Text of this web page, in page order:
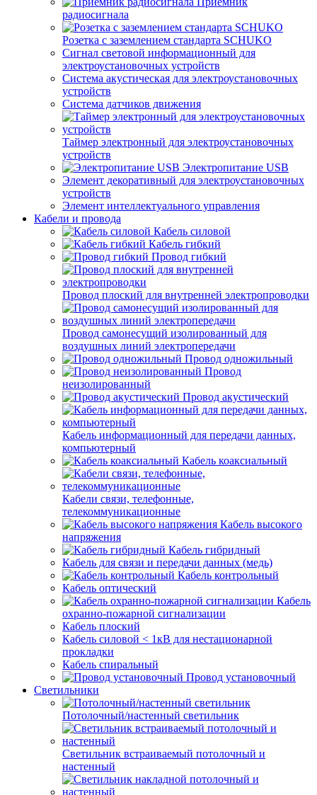
радиосигнала
Розетка с заземлением стандарта SCHUKO
Сигнал световой информационный для
электроустановочных устройств
Система акустическая для электроустановочных
устройств
Система датчиков движения
Таймер электронный для электроустановочных
устройств
Электропитание USB
Элемент декоративный для электроустановочных
устройств
Элемент интеллектуального управления
Кабели и провода
Кабель силовой
Кабель гибкий
Провод гибкий
Провод плоский для внутренней электропроводки
Провод самонесущий изолированный для
воздушных линий электропередачи
Провод одножильный
Провод
неизолированный
Провод акустический
Кабель информационный для передачи данных,
компьютерный
Кабель коаксиальный
Кабели связи, телефонные,
телекоммуникационные
Кабель высокого
напряжения
Кабель гибридный
Кабель для связи и передачи данных (медь)
Кабель контрольный
Кабель оптический
Кабель
охранно-пожарной сигнализации
Кабель плоский
Кабель силовой < 1кВ для нестационарной
прокладки
Кабель спиральный
Провод установочный
Светильники
Потолочный/настенный светильник
Светильник встраиваемый потолочный и
настенный